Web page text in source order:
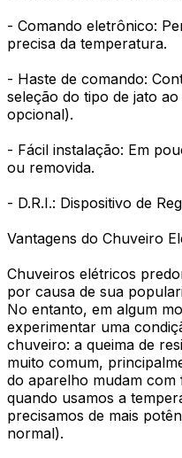
- Comando eletrônico:
precisa da temperatura.
- Haste de comando:
seleção do tipo de jato
opcional).
- Fácil instalação: Em
ou removida.
- D.R.I.: Dispositivo de
Vantagens do Chuveiro
Chuveiros elétricos
por causa de sua
No entanto, em algum
experimentar uma
chuveiro: a queima de
muito comum,
do aparelho mudam
quando usamos a
precisamos de mais
normal).